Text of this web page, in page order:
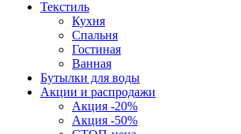
Текстиль
Кухня
Спальня
Гостиная
Ванная
Бутылки для воды
Акции и распродажи
Акция -20%
Акция -50%